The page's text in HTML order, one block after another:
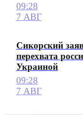
09:28
7 АВГ
Сикорский
перехвата
Украиной
09:28
7 АВГ